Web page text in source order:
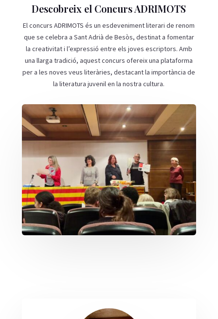
Descobreix el Concurs ADRIMOTS
El concurs ADRIMOTS és un esdeveniment literari de renom
que se celebra a Sant Adrià de Besòs, destinat a fomentar
la creativitat i l’expressió entre els joves escriptors. Amb
una llarga tradició, aquest concurs ofereix una plataforma
per a les noves veus literàries, destacant la importància de
la literatura juvenil en la nostra cultura.